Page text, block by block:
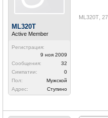
ML320T
Active Member
Регистрация:
9 ноя 2009
Сообщения:
32
Симпатии:
0
Пол:
Мужской
Адрес:
Ступино
ML320T